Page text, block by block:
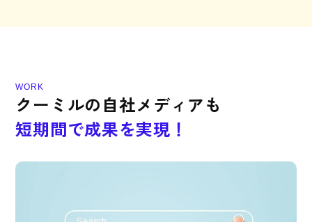
WOR K
クー ミ ルの 自社メ ディ アも
短期間で成果を実現 ！